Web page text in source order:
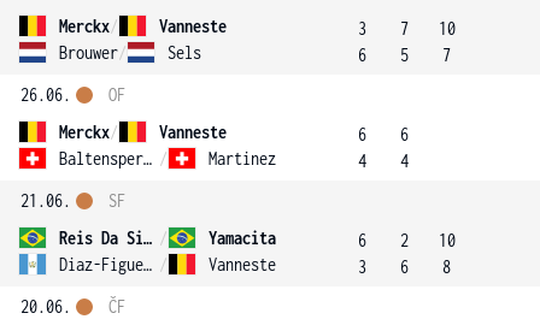
Merckx/
Vanneste
Brouwer/ Sels
3
6
7
5
10
7
26.06.
Merckx/
Vanneste
Baltensperger / Martinez
OF
6
4
6
4
21.06.
Reis Da Silva /
Yamacita
Diaz-Figueroa / Vanneste
SF
6
3
2
6
10
8
20.06.
ČF